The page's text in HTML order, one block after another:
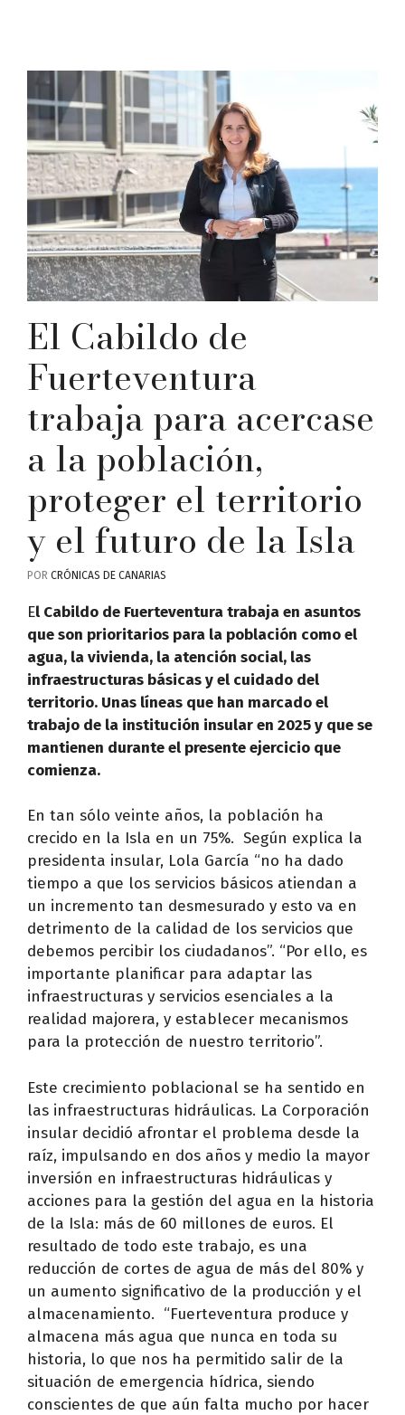
El Cabildo de
Fuerteventura
trabaja para acercase
a la población,
proteger el territorio
y el futuro de la Isla
POR CRÓNICAS DE CANARIAS
El Cabildo de Fuerteventura trabaja en asuntos
que son prioritarios para la población como el
agua, la vivienda, la atención social, las
infraestructuras básicas y el cuidado del
territorio. Unas líneas que han marcado el
trabajo de la institución insular en 2025 y que se
mantienen durante el presente ejercicio que
comienza.
En tan sólo veinte años, la población ha
crecido en la Isla en un 75%. Según explica la
presidenta insular, Lola García “no ha dado
tiempo a que los servicios básicos atiendan a
un incremento tan desmesurado y esto va en
detrimento de la calidad de los servicios que
debemos percibir los ciudadanos”. “Por ello, es
importante planificar para adaptar las
infraestructuras y servicios esenciales a la
realidad majorera, y establecer mecanismos
para la protección de nuestro territorio”.
Este crecimiento poblacional se ha sentido en
las infraestructuras hidráulicas. La Corporación
insular decidió afrontar el problema desde la
raíz, impulsando en dos años y medio la mayor
inversión en infraestructuras hidráulicas y
acciones para la gestión del agua en la historia
de la Isla: más de 60 millones de euros. El
resultado de todo este trabajo, es una
reducción de cortes de agua de más del 80% y
un aumento significativo de la producción y el
almacenamiento. “Fuerteventura produce y
almacena más agua que nunca en toda su
historia, lo que nos ha permitido salir de la
situación de emergencia hídrica, siendo
conscientes de que aún falta mucho por hacer